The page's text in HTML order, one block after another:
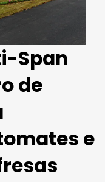
Span
de
e